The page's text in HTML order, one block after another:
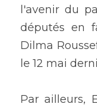
l'avenir du
députés en
Dilma
le 12 mai
Par ailleurs,